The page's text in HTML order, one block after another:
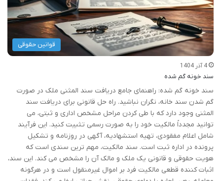
قوانین حقوقی
4 آذر 1404
سند خونه گم شده
سند خونه گم شده: راهنمای جامع دریافت سند المثنی ملک در صورت
گم شدن سند خانه، نگران نباشید. راه حل قانونی برای دریافت سند
المثنی وجود دارد که با طی کردن مراحل مشخص اداری و ثبتی، می
توانید مجدداً مالکیت خود را به صورت رسمی تثبیت کنید. این فرآیند
شامل اعلام مفقودی، تهیه استشهادیه، آگهی در روزنامه و تشکیل
پرونده در اداره ثبت است. سند مالکیت، مهم ترین سندی است که
هویت حقوقی و قانونی یک ملک و مالک آن را مشخص می کند. این سند،
اثبات کننده قطعی مالکیت فرد بر اموال غیرمنقول است و در هرگونه